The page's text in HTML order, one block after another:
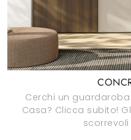
Cerchi un guardaroba
Casa? Clicca subito!